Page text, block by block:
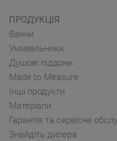
ПРОДУКЦІЯ
Ванни
Умивальники
Душові піддони
Made to Measure
Інші продукти
Матеріали
Гарантія та сервісне
Знайдіть дилера